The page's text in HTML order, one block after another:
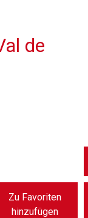
de
Zu Favoriten
hinzufügen